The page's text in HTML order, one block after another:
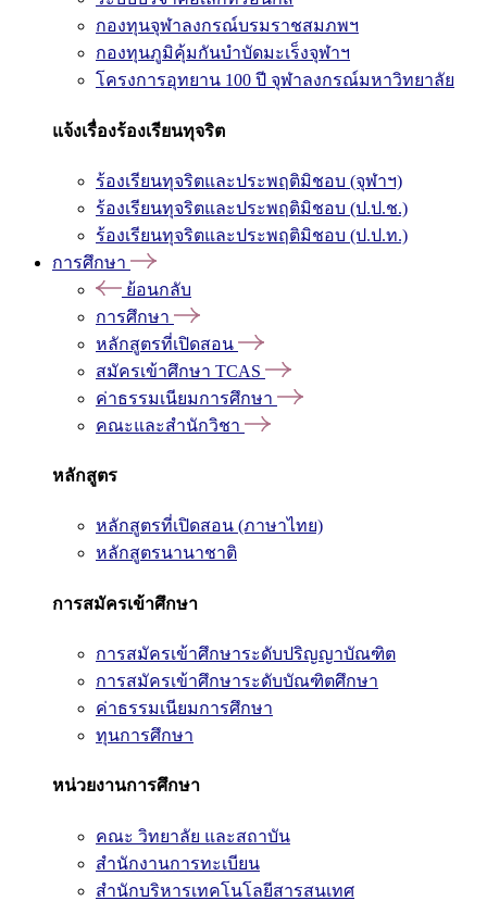
กองทุนจุฬาลงกรณ์บรมราชสมภพฯ
กองทุนภูมิคุ้มกันบำบัดมะเร็งจุฬาฯ
โครงการอุทยาน 100 ปี จุฬาลงกรณ์มหาวิทยาลัย
แจ้งเรื่องร้องเรียนทุจริต
ร้องเรียนทุจริตและประพฤติมิชอบ (จุฬาฯ)
ร้องเรียนทุจริตและประพฤติมิชอบ (ป.ป.ช.)
ร้องเรียนทุจริตและประพฤติมิชอบ (ป.ป.ท.)
การศึกษา
ย้อนกลับ
การศึกษา
หลักสูตรที่เปิดสอน
สมัครเข้าศึกษา TCAS
ค่าธรรมเนียมการศึกษา
คณะและสำนักวิชา
หลักสูตร
หลักสูตรที่เปิดสอน (ภาษาไทย)
หลักสูตรนานาชาติ
การสมัครเข้าศึกษา
การสมัครเข้าศึกษาระดับปริญญาบัณฑิต
การสมัครเข้าศึกษาระดับบัณฑิตศึกษา
ค่าธรรมเนียมการศึกษา
ทุนการศึกษา
หน่วยงานการศึกษา
คณะ วิทยาลัย และสถาบัน
สำนักงานการทะเบียน
สำนักบริหารเทคโนโลยีสารสนเทศ